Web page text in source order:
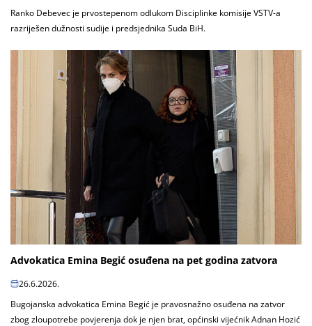
Ranko Debevec je prvostepenom odlukom Disciplinke komisije VSTV-a
razriješen dužnosti sudije i predsjednika Suda BiH.
Advokatica Emina Begić osuđena na pet godina zatvora
26.6.2026.
Bugojanska advokatica Emina Begić je pravosnažno osuđena na zatvor
zbog zloupotrebe povjerenja dok je njen brat, općinski vijećnik Adnan Hozić